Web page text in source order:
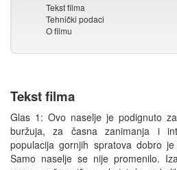
Tekst filma
Tehnički podaci
O filmu
Tekst filma
Glas 1: Ovo naselje je podignuto
buržuja, za časna zanimanja i
populacija gornjih spratova dobro
Samo naselje se nije promenilo.